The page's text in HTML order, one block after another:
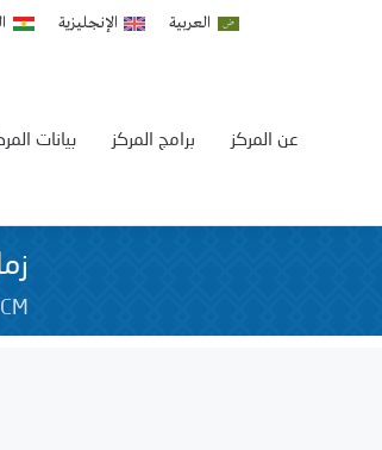
العربية الإنجليزية
بيانات برامج المركز عن المركز